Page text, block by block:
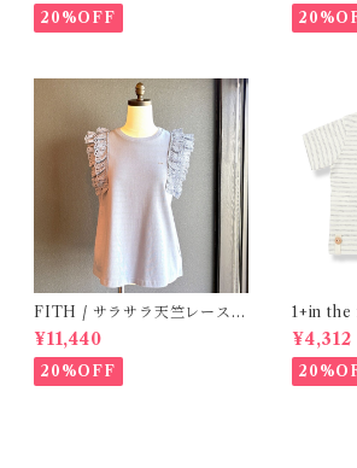
20%OFF
FITH / サラサラ天竺レースT
シャツ (BL) / 145・155
¥11,440
20%OFF
1+in
(Grey)
¥4,312